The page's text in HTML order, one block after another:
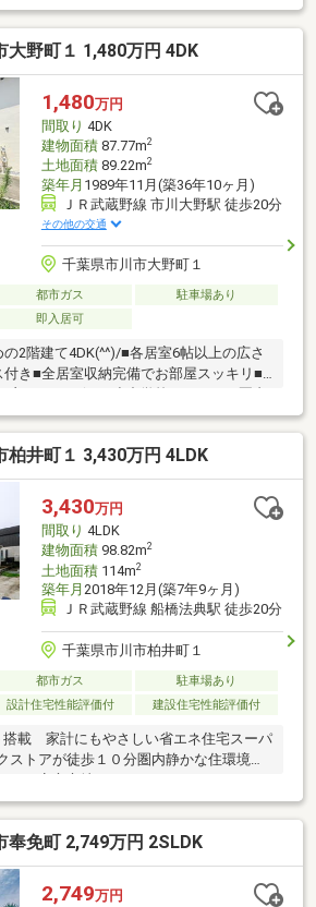
対面式キッチン・小屋裏収納や床下収納
、ゆとりをもって利用可能・1階はシャッ
1台分有(車種制限有)▼設備・床暖房(LD
層ガラス▼周辺環境・前貝塚町4号公園
の住まい探しをお手伝いします
細・ご相談はお気軽にお問い合わせく
大野町１ 1,480万円 4DK
1,480万円
間取り 4DK
建物面積87.77m2
土地面積89.22m2
築年月 1989年11月(築36年10ヶ月)
ＪＲ武蔵野線 市川大野駅 徒歩20分
その他の交通
千葉県市川市大野町１
都市ガス
駐車場あり
即入居可
2階建て4DK(^^)/■各居室6帖以上の広さ
き■全居室収納完備でお部屋スッキリ■
良いエリア(^^♪■小中学校ともに1km圏内
安心です！お問い合わせはもちろん、そ
す。ぜひお気軽にスタッフにお問い合わ
柏井町１ 3,430万円 4LDK
3,430万円
間取り 4LDK
建物面積98.82m2
土地面積114m2
築年月 2018年12月(築7年9ヶ月)
ＪＲ武蔵野線 船橋法典駅 徒歩20分
千葉県市川市柏井町１
都市ガス
駐車場あり
設計住宅性能評価付 建設住宅性能評価付
搭載 家計にもやさしい省エネ住宅スーパ
ストアが徒歩１０分圏内静かな住環境、
奉免町 2,749万円 2SLDK
2,749万円